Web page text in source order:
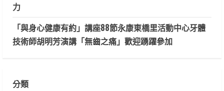
力
「與身心健康有約」講座88節永康東橋里活動中心牙體
技術師胡明芳演講「無齒之痛」歡迎踴躍參加
分類